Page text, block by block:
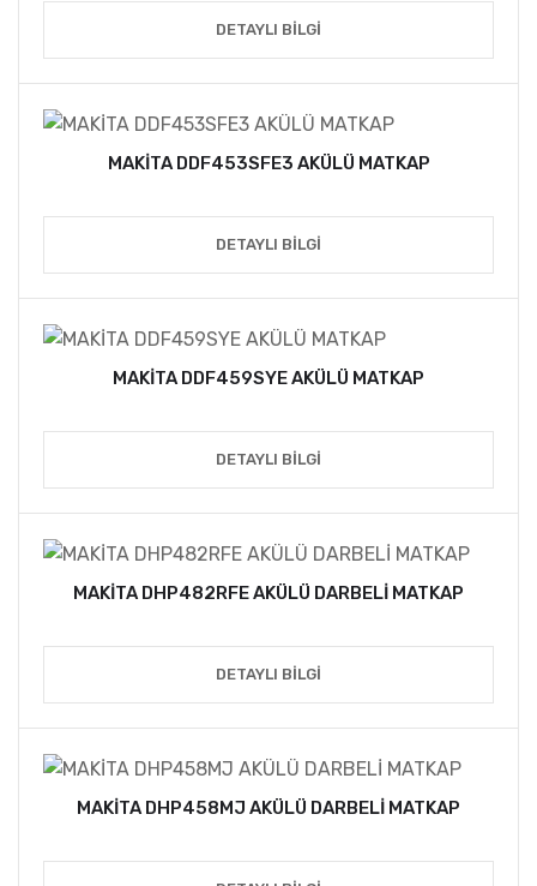
DETAYLI BILGI
MAKİTA DDF453SFE3 AKÜLÜ MATKAP
DETAYLI BILGI
MAKİTA DDF459SYE AKÜLÜ MATKAP
DETAYLI BILGI
MAKİTA DHP482RFE AKÜLÜ DARBELİ MATKAP
DETAYLI BILGI
MAKİTA DHP458MJ AKÜLÜ DARBELİ MATKAP